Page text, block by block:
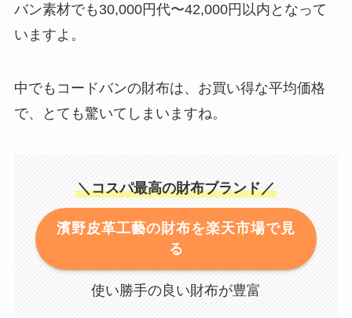
バン素材でも30,000円代〜42,000円以内となって
いますよ。
中でもコードバンの財布は、お買い得な平均価格
で、とても驚いてしまいますね。
＼コスパ最高の財布ブランド／
濱野皮革工藝の財布を楽天市場で見
る
使い勝手の良い財布が豊富